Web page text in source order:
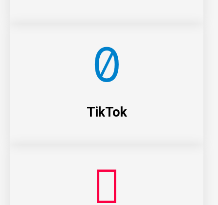
TikTok